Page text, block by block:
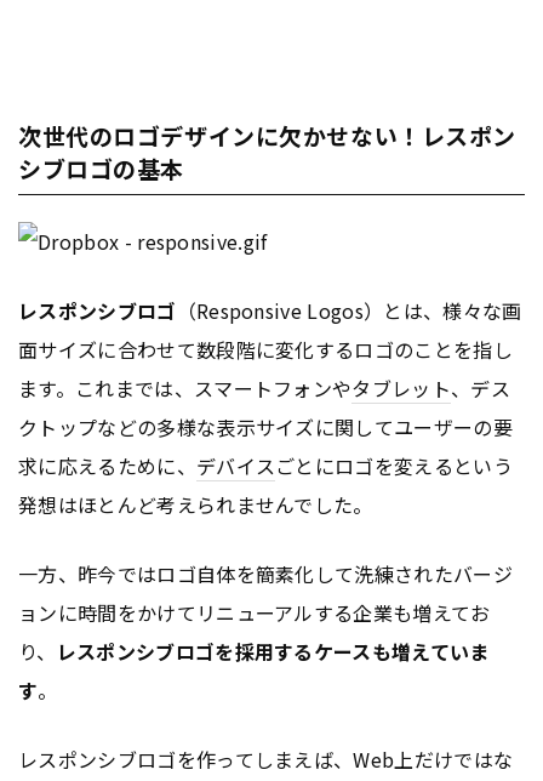
次世代のロゴデザインに欠かせない！レスポン
シブロゴの基本
レスポンシブロゴ （Responsive Logos）とは、様々な画
面サイズに合わせて数段階に変化するロゴのことを指し
ます。これまでは、スマートフォンやタブレット、デス
クトップなどの多様な表示サイズに関してユーザーの要
求に応えるために、 デバイスごとにロゴを変えるという
発想はほとんど考えられませんでした。
一方、昨今ではロゴ自体を簡素化して洗練されたバージ
ョンに時間をかけてリニューアルする企業も増えてお
り、
レスポンシブロゴを採用するケースも増えていま
す。
レスポンシブロゴを作ってしまえば、Web上だけではな